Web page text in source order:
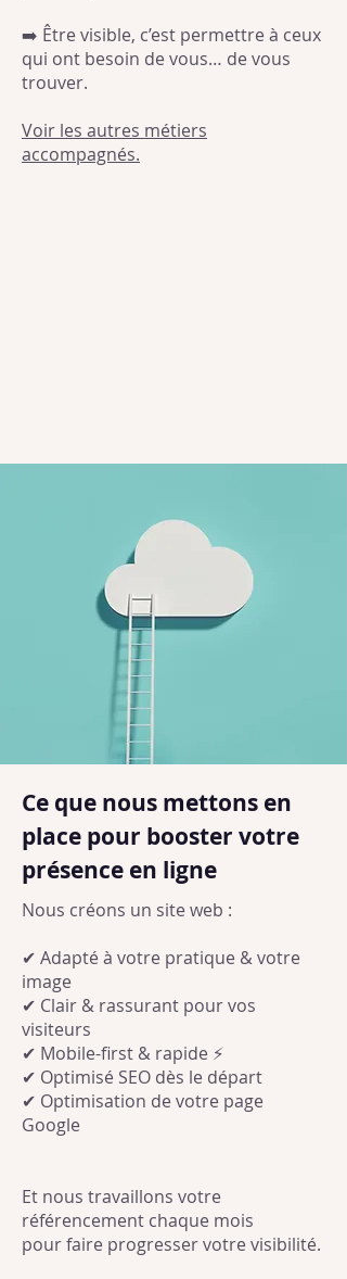
➡️ Être visible, c’est permettre à ceux
qui ont besoin de vous… de vous
trouver.
Voir les autres métiers
accompagnés.
Ce que nous mettons en
place pour booster votre
présence en ligne
Nous créons un site web :
✔ Adapté à votre pratique & votre
image
✔ Clair & rassurant pour vos
visiteurs
✔ Mobile-first & rapide ⚡
✔ Optimisé SEO dès le départ
✔ Optimisation de votre page
Google
Et nous travaillons votre
référencement chaque mois
pour faire progresser votre visibilité.